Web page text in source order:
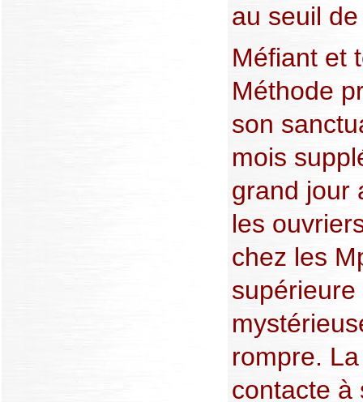
au seuil de
Méfiant et
Méthode
son
mois
grand jour
les
chez les
supérieure
rompre.
contacte à